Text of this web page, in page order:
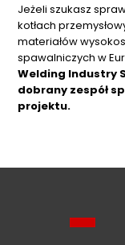
Jeżeli szukasz
kotłach
materiałów
spawalniczych w
Welding Industry
dobrany zespół
projektu.